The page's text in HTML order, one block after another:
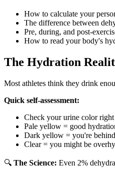
How to calculate your
The difference between
Pre, during, and post-
How to read your body's
The Hydration
Most athletes think they drink
Quick self-assessment:
Check your urine color
Pale yellow = good
Dark yellow = you're behind
Clear = you might be
🔍 The Science: Even 2%